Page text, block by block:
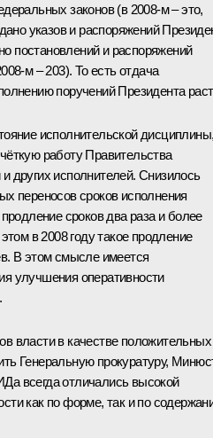
законов (в 2008-м – это,
указов и распоряжений
постановлений и распоряжений
м – 203). То есть отдача
поручений Президента
исполнительской
работу Правительства
других исполнителей. Снизилось
переносов сроков исполнения
сроков два раза и более
в 2008 году такое продление
В этом смысле имеется
улучшения оперативности
власти в качестве положительных
Генеральную прокуратуру,
всегда отличались высокой
как по форме, так и по